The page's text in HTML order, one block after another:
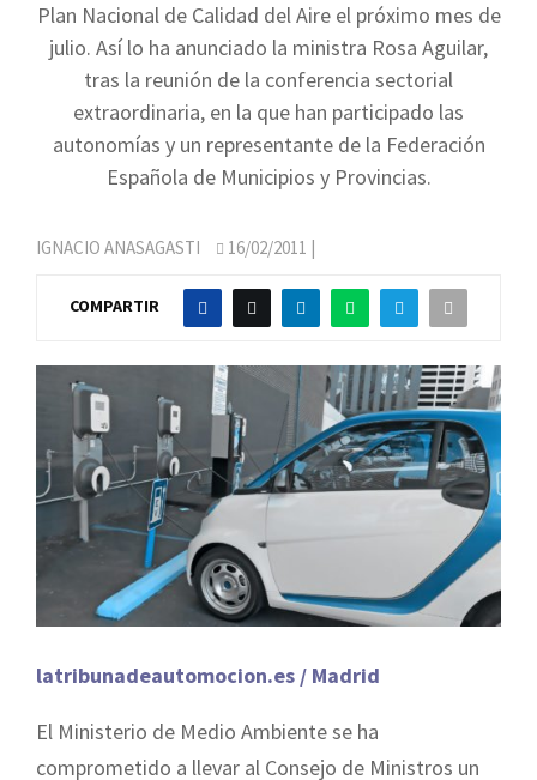
Plan Nacional de Calidad del Aire el próximo mes de
julio. Así lo ha anunciado la ministra Rosa Aguilar,
tras la reunión de la conferencia sectorial
extraordinaria, en la que han participado las
autonomías y un representante de la Federación
Española de Municipios y Provincias.
IGNACIO ANASAGASTI 16/02/2011 |
COMPARTIR
latribunadeautomocion.es / Madrid
El Ministerio de Medio Ambiente se ha
comprometido a llevar al Consejo de Ministros un